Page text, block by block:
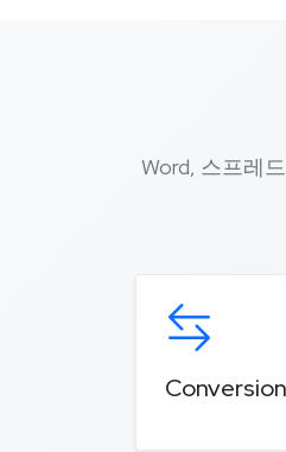
Word, 스프레
Conversion